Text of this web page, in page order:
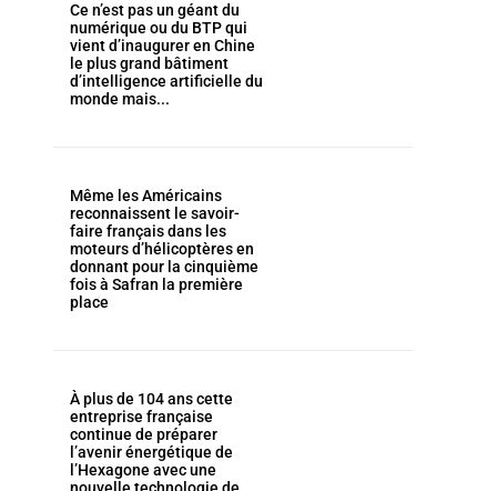
Ce n’est pas un géant du
numérique ou du BTP qui
vient d’inaugurer en Chine
le plus grand bâtiment
d’intelligence artificielle du
monde mais...
Même les Américains
reconnaissent le savoir-
faire français dans les
moteurs d’hélicoptères en
donnant pour la cinquième
fois à Safran la première
place
À plus de 104 ans cette
entreprise française
continue de préparer
l’avenir énergétique de
l’Hexagone avec une